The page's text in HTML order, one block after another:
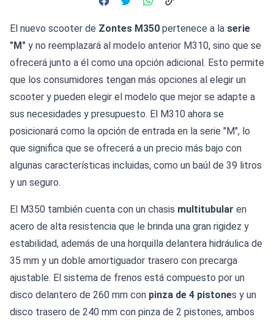
El nuevo scooter de Zontes M350 pertenece a la serie
"M" y no reemplazará al modelo anterior M310, sino que se
ofrecerá junto a él como una opción adicional. Esto permite
que los consumidores tengan más opciones al elegir un
scooter y pueden elegir el modelo que mejor se adapte a
sus necesidades y presupuesto. El M310 ahora se
posicionará como la opción de entrada en la serie "M", lo
que significa que se ofrecerá a un precio más bajo con
algunas características incluidas, como un baúl de 39 litros
y un seguro.
El M350 también cuenta con un chasis multitubular en
acero de alta resistencia que le brinda una gran rigidez y
estabilidad, además de una horquilla delantera hidráulica de
35 mm y un doble amortiguador trasero con precarga
ajustable. El sistema de frenos está compuesto por un
disco delantero de 260 mm con pinza de 4 pistones y un
disco trasero de 240 mm con pinza de 2 pistones, ambos